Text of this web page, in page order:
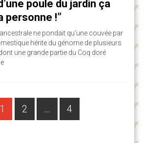
poule du jardin ça
personne !”
ne pondait qu’une couvée par
hérite du génome de plusieurs
une grande partie du Coq doré
1 2 … 4